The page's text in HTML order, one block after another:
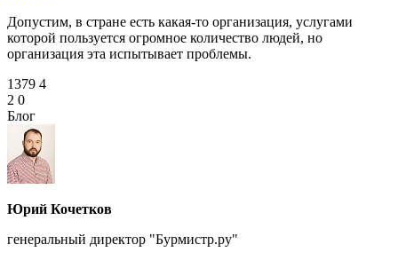
Допустим, в стране есть какая‑то организация, услугами
которой пользуется огромное количество людей, но
организация эта испытывает проблемы.
1379 4
2 0
Блог
Юрий Кочетков
генеральный директор "Бурмистр.ру"